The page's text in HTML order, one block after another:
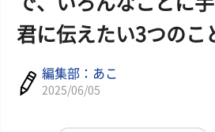
君に伝えたい3つのこ
編集部：あこ
2025/06/05